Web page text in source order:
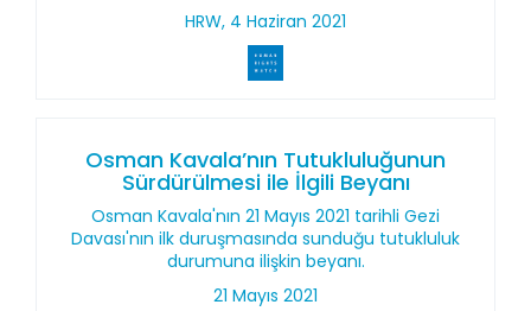
HRW, 4 Haziran 2021
Osman Kavala’nın Tutukluluğunun
Sürdürülmesi ile İlgili Beyanı
Osman Kavala'nın 21 Mayıs 2021 tarihli Gezi
Davası'nın ilk duruşmasında sunduğu tutukluluk
durumuna ilişkin beyanı.
21 Mayıs 2021